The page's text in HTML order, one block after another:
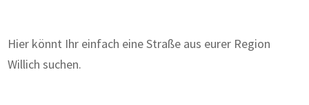
Hier könnt Ihr einfach eine Straße aus eurer Region
Willich suchen.